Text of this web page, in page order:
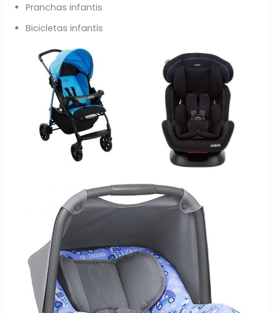
Pranchas infantis
Bicicletas infantis